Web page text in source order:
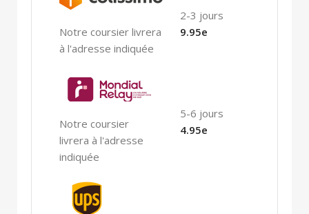
Notre coursier livrera
à l'adresse indiquée
2-3 jours
9.95e
Notre coursier
livrera à l'adresse
indiquée
5-6 jours
4.95e